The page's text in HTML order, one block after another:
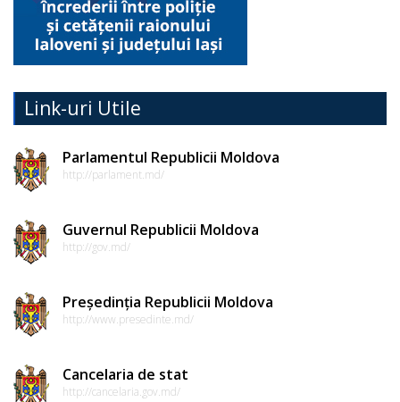
Link-uri Utile
Parlamentul Republicii Moldova
http://parlament.md/
Guvernul Republicii Moldova
http://gov.md/
Președinția Republicii Moldova
http://www.presedinte.md/
Cancelaria de stat
http://cancelaria.gov.md/